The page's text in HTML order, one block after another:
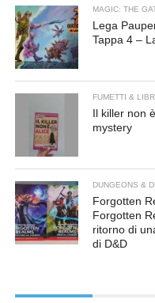
MAGIC: THE
Lega
Tappa 4 –
FUMETTI &
Il killer non
mystery
DUNGEONS &
Forgotten
Forgotten
ritorno di
di D&D